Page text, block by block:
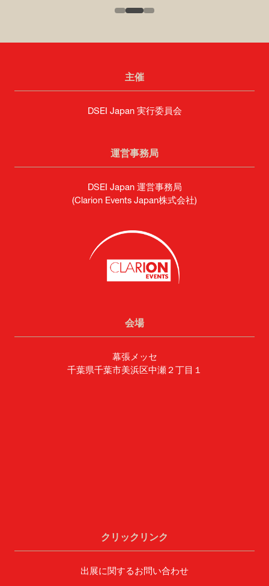
主催
DSEI Japan 実行委員会
運営事務局
DSEI Japan 運営事務局
(Clarion Events Japan株式会社)
会場
幕張メッセ
千葉県千葉市美浜区中瀬２丁目１
クリックリンク
出展に関するお問い合わせ